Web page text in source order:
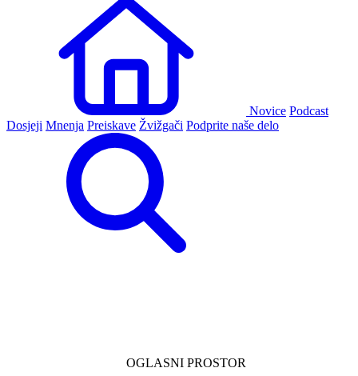
Novice Podcast
Dosjeji Mnenja Preiskave Žvižgači Podprite naše delo